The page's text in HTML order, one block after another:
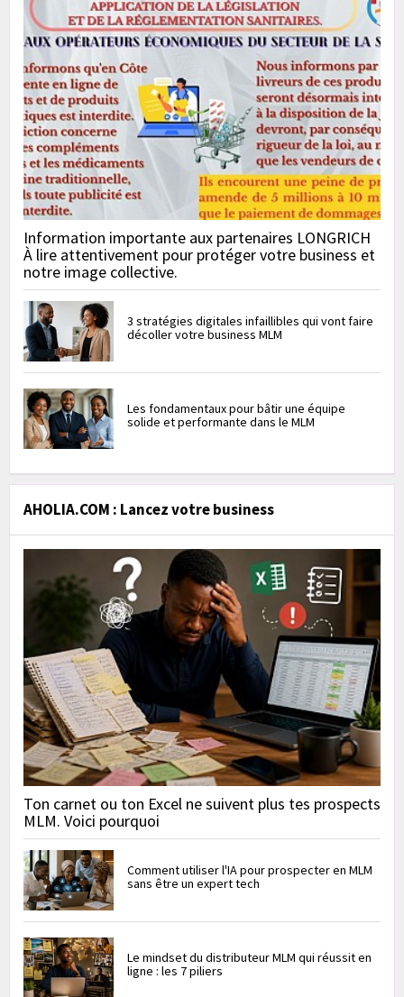
Information importante aux partenaires LONGRICH
À lire attentivement pour protéger votre business et
notre image collective.
3 stratégies digitales infaillibles qui vont faire
décoller votre business MLM
Les fondamentaux pour bâtir une équipe
solide et performante dans le MLM
AHOLIA.COM : Lancez votre business
Ton carnet ou ton Excel ne suivent plus tes prospects
MLM. Voici pourquoi
Comment utiliser l'IA pour prospecter en MLM
sans être un expert tech
Le mindset du distributeur MLM qui réussit en
ligne : les 7 piliers